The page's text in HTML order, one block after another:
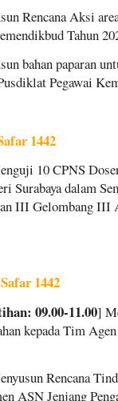
Rencana Aksi
Tahun
bahan paparan
Pegawai
1442
10 CPNS
Surabaya dalam
III Gelombang
1442
09.00-11.00]
kepada Tim
Rencana
ASN Jenjang